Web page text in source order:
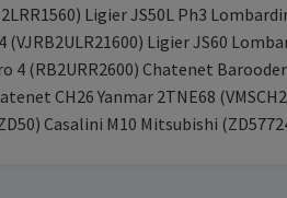
Ligier JS50L Ph3
Ligier JS60
4 (RB2URR2600) Chatenet
CH26 Yanmar 2TNE68
Casalini M10 Mitsubishi